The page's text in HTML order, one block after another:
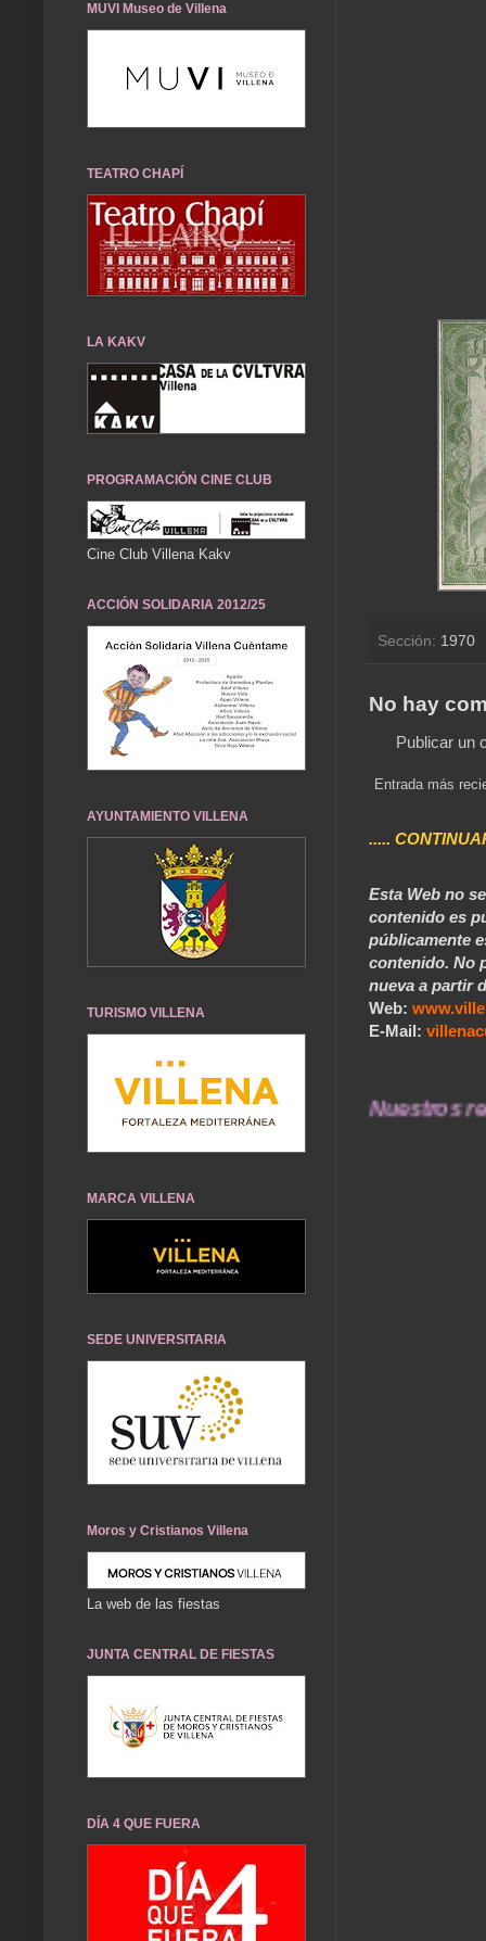
Sección: 1970
No hay
Publicar un
Entrada más
.....
Esta Web no
contenido es
públicamente
contenido. No
nueva a partir
Web:
E-Mail:
... Nuestros
MUVI Museo de Villena
TEATRO CHAPÍ
LA KAKV
PROGRAMACIÓN CINE CLUB
Cine Club Villena Kakv
ACCIÓN SOLIDARIA 2012/25
AYUNTAMIENTO VILLENA
TURISMO VILLENA
MARCA VILLENA
SEDE UNIVERSITARIA
Moros y Cristianos Villena
La web de las fiestas
JUNTA CENTRAL DE FIESTAS
DÍA 4 QUE FUERA